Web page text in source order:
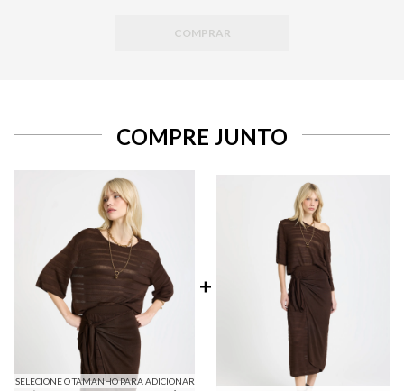
COMPRAR
COMPRE JUNTO
SELECIONE O TAMANHO PARA ADICIONAR